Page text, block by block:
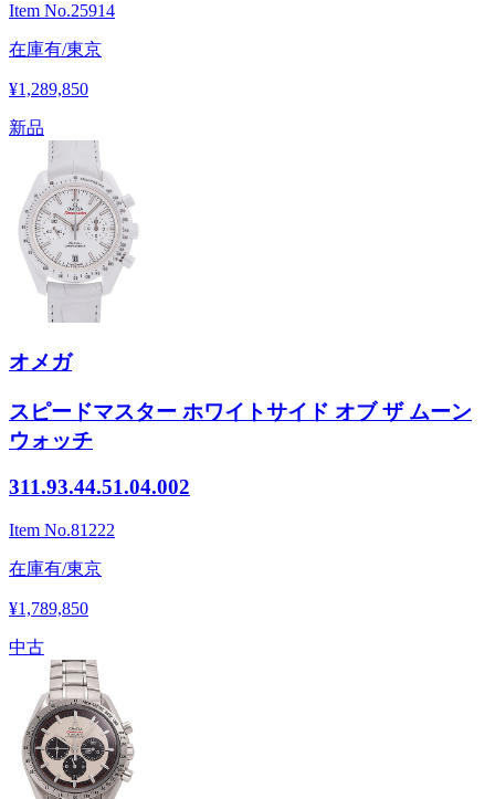
Item No.25914
在庫有/東京
¥1,289,850
新品
オメガ
スピードマスター ホワイトサイド オブ ザ ムーン
ウォッチ
311.93.44.51.04.002
Item No.81222
在庫有/東京
¥1,789,850
中古